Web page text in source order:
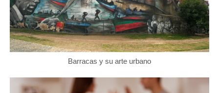
Barracas y su arte urbano